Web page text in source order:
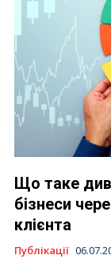
Що таке
бізнеси
клієнта
Публікації